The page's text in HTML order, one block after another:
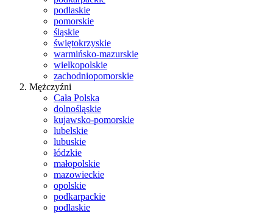
podlaskie
pomorskie
śląskie
świętokrzyskie
warmińsko-mazurskie
wielkopolskie
zachodniopomorskie
Mężczyźni
Cała Polska
dolnośląskie
kujawsko-pomorskie
lubelskie
lubuskie
łódzkie
małopolskie
mazowieckie
opolskie
podkarpackie
podlaskie